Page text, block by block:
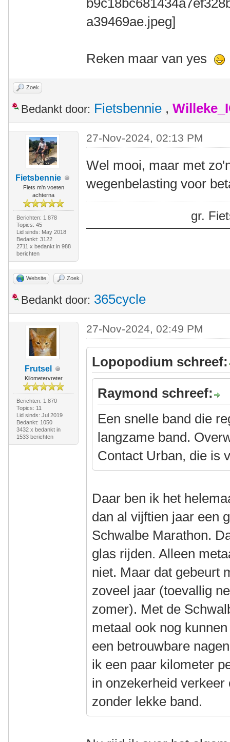
Reken maar van yes
Zoek
Bedankt door: Fietsbennie ,
Fietsbennie
Fiets m'n voeten
achterna
Berichten: 1.878
Topics: 45
Lid sinds: May 2018
Bedankt: 3122
2711 x bedankt in 988
berichten
27-Nov-2024, 02:13 PM
Wel mooi, maar met
wegenbelasting voor
gr.
Website Zoek
Bedankt door: 365cycle
Frutsel
Kilometervreter
Berichten: 1.870
Topics: 11
Lid sinds: Jul 2019
Bedankt: 1050
3432 x bedankt in
1533 berichten
27-Nov-2024, 02:49 PM
Lopopodium schreef:
Raymond schreef:
Een snelle band die
langzame band.
Contact Urban, die is
Daar ben ik het
dan al vijftien jaar een
Schwalbe Marathon.
glas rijden. Alleen
niet. Maar dat gebeurt
zoveel jaar (toevallig
zomer). Met de
metaal ook nog
een betrouwbare
ik een paar kilometer
in onzekerheid
zonder lekke band.